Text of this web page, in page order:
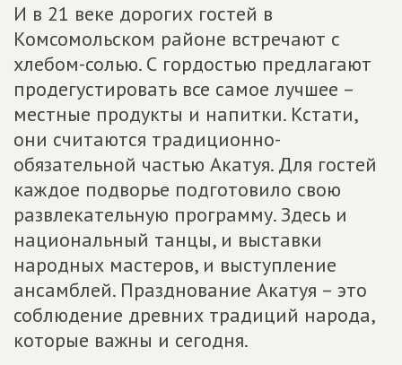
И в 21 веке дорогих гостей в
Комсомольском районе встречают с
хлебом-солью. С гордостью предлагают
продегустировать все самое лучшее –
местные продукты и напитки. Кстати,
они считаются традиционно-
обязательной частью Акатуя. Для гостей
каждое подворье подготовило свою
развлекательную программу. Здесь и
национальный танцы, и выставки
народных мастеров, и выступление
ансамблей. Празднование Акатуя – это
соблюдение древних традиций народа,
которые важны и сегодня.